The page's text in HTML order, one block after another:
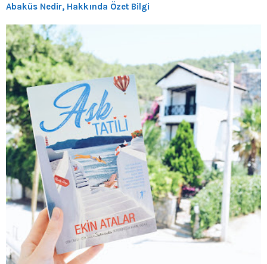
Abaküs Nedir, Hakkında Özet Bilgi